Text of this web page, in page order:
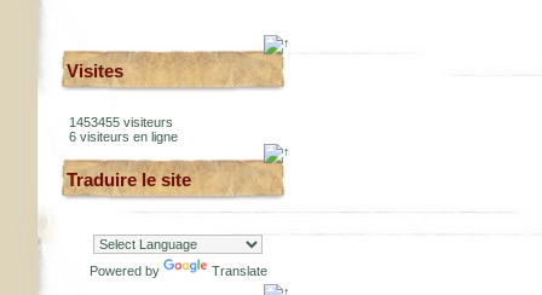
Visites
1453455 visiteurs
6 visiteurs en ligne
Traduire le site
Powered by Translate